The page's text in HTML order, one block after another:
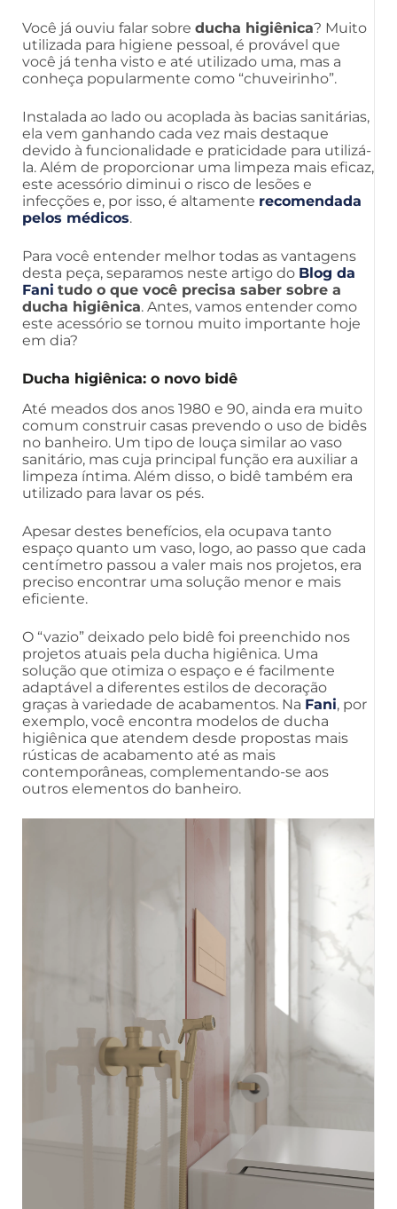
Você já ouviu falar sobre ducha higiênica? Muito
utilizada para higiene pessoal, é provável que
você já tenha visto e até utilizado uma, mas a
conheça popularmente como “chuveirinho”.
Instalada ao lado ou acoplada às bacias sanitárias,
ela vem ganhando cada vez mais destaque
devido à funcionalidade e praticidade para utilizá-
la. Além de proporcionar uma limpeza mais eficaz,
este acessório diminui o risco de lesões e
infecções e, por isso, é altamente recomendada
pelos médicos.
Para você entender melhor todas as vantagens
desta peça, separamos neste artigo do Blog da
Fani tudo o que você precisa saber sobre a
ducha higiênica. Antes, vamos entender como
este acessório se tornou muito importante hoje
em dia?
Ducha higiênica: o novo bidê
Até meados dos anos 1980 e 90, ainda era muito
comum construir casas prevendo o uso de bidês
no banheiro. Um tipo de louça similar ao vaso
sanitário, mas cuja principal função era auxiliar a
limpeza íntima. Além disso, o bidê também era
utilizado para lavar os pés.
Apesar destes benefícios, ela ocupava tanto
espaço quanto um vaso, logo, ao passo que cada
centímetro passou a valer mais nos projetos, era
preciso encontrar uma solução menor e mais
eficiente.
O “vazio” deixado pelo bidê foi preenchido nos
projetos atuais pela ducha higiênica. Uma
solução que otimiza o espaço e é facilmente
adaptável a diferentes estilos de decoração
graças à variedade de acabamentos. Na Fani, por
exemplo, você encontra modelos de ducha
higiênica que atendem desde propostas mais
rústicas de acabamento até as mais
contemporâneas, complementando-se aos
outros elementos do banheiro.